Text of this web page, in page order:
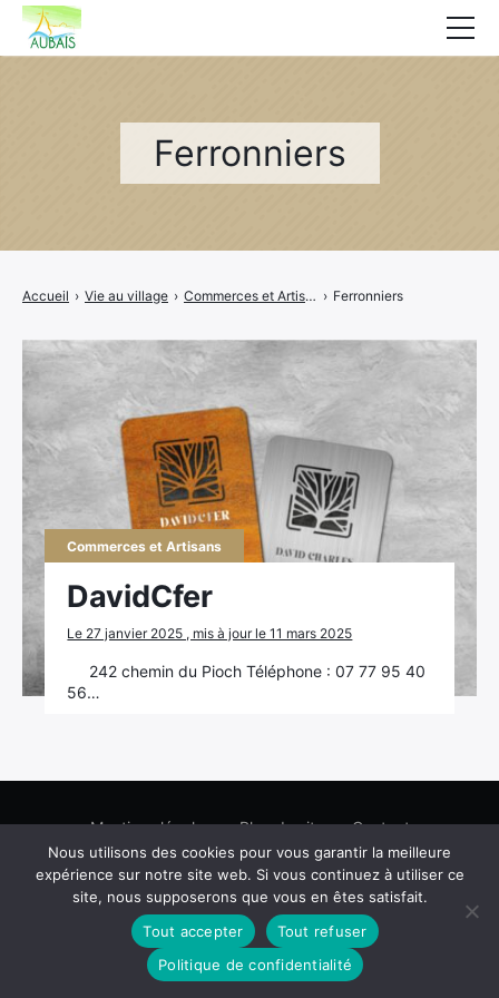
Ferronniers
Accueil › Vie au village › Commerces et Artisans › Ferronniers
Commerces et Artisans
DavidCfer
Le 27 janvier 2025 , mis à jour le 11 mars 2025
242 chemin du Pioch Téléphone : 07 77 95 40
56…
Affichage légal
Elections
Etat Civil
Autres Démarches
Facebook
Mentions légales Plan du site Contact
Facebook
Youtube
Rechercher
Nous utilisons des cookies pour vous garantir la meilleure
expérience sur notre site web. Si vous continuez à utiliser ce
site, nous supposerons que vous en êtes satisfait.
Tout accepter
Tout refuser
Politique de confidentialité